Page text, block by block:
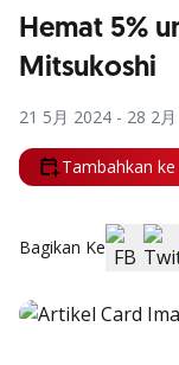
Hemat 5%
Mitsukoshi
21 5月 2024 - 28 2
Tambahkan
Bagikan Ke